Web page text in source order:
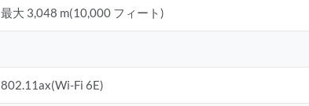
最大 3,048 m(10,000 フィート)
802.11ax(Wi-Fi 6E)